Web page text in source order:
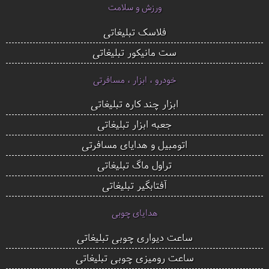
ورزش و سلامت
فلاسک تبلیغاتی
ست مانیکور تبلیغاتی
خودرو ، ابزار ، مسافرتی
ابزار چند کاره تبلیغاتی
جعبه ابزار تبلیغاتی
اتومبیل و هدایای مسافرتی
تراول ماگ تبلیغاتی
آفتابگیر تبلیغاتی
هدایای چوبی
ساعت دیواری چوبی تبلیغاتی
ساعت رومیزی چوبی تبلیغاتی